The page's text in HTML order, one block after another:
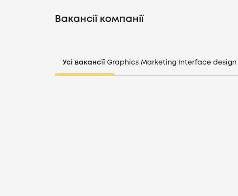
Вакансії компанії
Усі вакансії Graphics Marketing Interface design